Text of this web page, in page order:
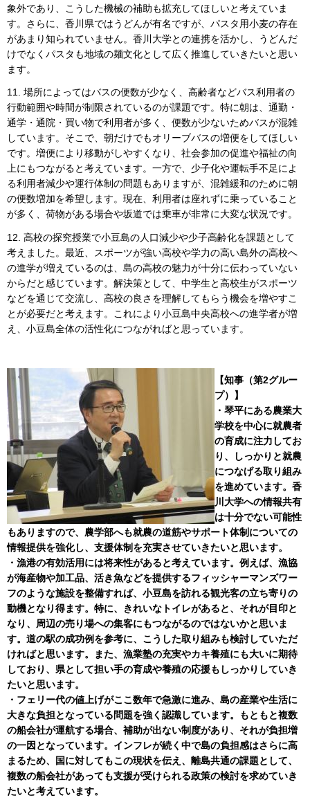
象外であり、こうした機械の補助も拡充してほしいと考えていま
す。さらに、香川県ではうどんが有名ですが、パスタ用小麦の存在
があまり知られていません。香川大学との連携を活かし、うどんだ
けでなくパスタも地域の麺文化として広く推進していきたいと思い
ます。
11. 場所によってはバスの便数が少なく、高齢者などバス利用者の
行動範囲や時間が制限されているのが課題です。特に朝は、通勤・
通学・通院・買い物で利用者が多く、便数が少ないためバスが混雑
しています。そこで、朝だけでもオリーブバスの増便をしてほしい
です。増便により移動がしやすくなり、社会参加の促進や福祉の向
上にもつながると考えています。一方で、少子化や運転手不足によ
る利用者減少や運行体制の問題もありますが、混雑緩和のために朝
の便数増加を希望します。現在、利用者は座れずに乗っていること
が多く、荷物がある場合や坂道では乗車が非常に大変な状況です。
12. 高校の探究授業で小豆島の人口減少や少子高齢化を課題として
考えました。最近、スポーツが強い高校や学力の高い島外の高校へ
の進学が増えているのは、島の高校の魅力が十分に伝わっていない
からだと感じています。解決策として、中学生と高校生がスポーツ
などを通じて交流し、高校の良さを理解してもらう機会を増やすこ
とが必要だと考えます。これにより小豆島中央高校への進学者が増
え、小豆島全体の活性化につながればと思っています。
【知事（第2グルー
プ）】
・琴平にある農業大
学校を中心に就農者
の育成に注力してお
り、しっかりと就農
につなげる取り組み
を進めています。香
川大学への情報共有
は十分でない可能性
もありますので、農学部へも就農の道筋やサポート体制についての
情報提供を強化し、支援体制を充実させていきたいと思います。
・漁港の有効活用には将来性があると考えています。例えば、漁協
が海産物や加工品、活き魚などを提供するフィッシャーマンズワー
フのような施設を整備すれば、小豆島を訪れる観光客の立ち寄りの
動機となり得ます。特に、きれいなトイレがあると、それが目印と
なり、周辺の売り場への集客にもつながるのではないかと思いま
す。道の駅の成功例を参考に、こうした取り組みも検討していただ
ければと思います。また、漁業塾の充実やカキ養殖にも大いに期待
しており、県として担い手の育成や養殖の応援もしっかりしていき
たいと思います。
・フェリー代の値上げがここ数年で急激に進み、島の産業や生活に
大きな負担となっている問題を強く認識しています。もともと複数
の船会社が運航する場合、補助が出ない制度があり、それが負担増
の一因となっています。インフレが続く中で島の負担感はさらに高
まるため、国に対してもこの現状を伝え、離島共通の課題として、
複数の船会社があっても支援が受けられる政策の検討を求めていき
たいと考えています。